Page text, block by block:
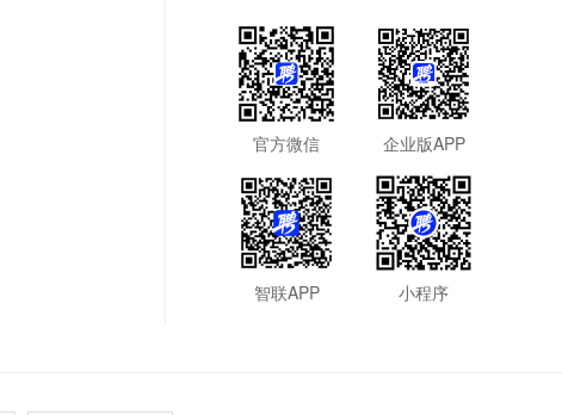
官方微信 企业版APP
智联APP 小程序